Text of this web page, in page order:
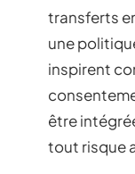
transferts
une
inspirent
être
tout risque